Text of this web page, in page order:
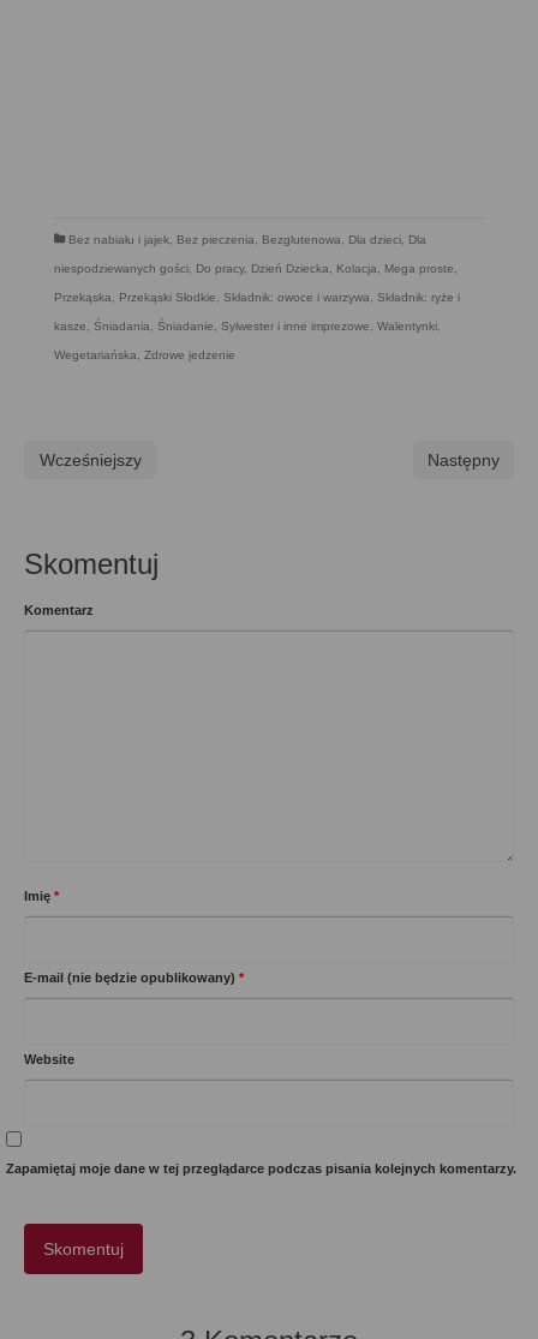
Bez nabiału i jajek, Bez pieczenia, Bezglutenowa, Dla dzieci, Dla
niespodziewanych gości, Do pracy, Dzień Dziecka, Kolacja, Mega proste,
Przekąska, Przekąski Słodkie, Składnik: owoce i warzywa, Składnik: ryże i
kasze, Śniadania, Śniadanie, Sylwester i inne imprezowe, Walentynki,
Wegetariańska, Zdrowe jedzenie
Wcześniejszy Następny
Skomentuj
Komentarz
Imię *
E-mail (nie będzie opublikowany) *
Website
Zapamiętaj moje dane w tej przeglądarce podczas pisania kolejnych komentarzy.